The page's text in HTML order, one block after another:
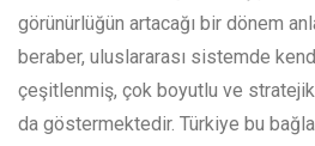
görünürlüğün artacağı bir dönem
beraber, uluslararası sistemde
çeşitlenmiş, çok boyutlu ve stratejik
da göstermektedir. Türkiye bu